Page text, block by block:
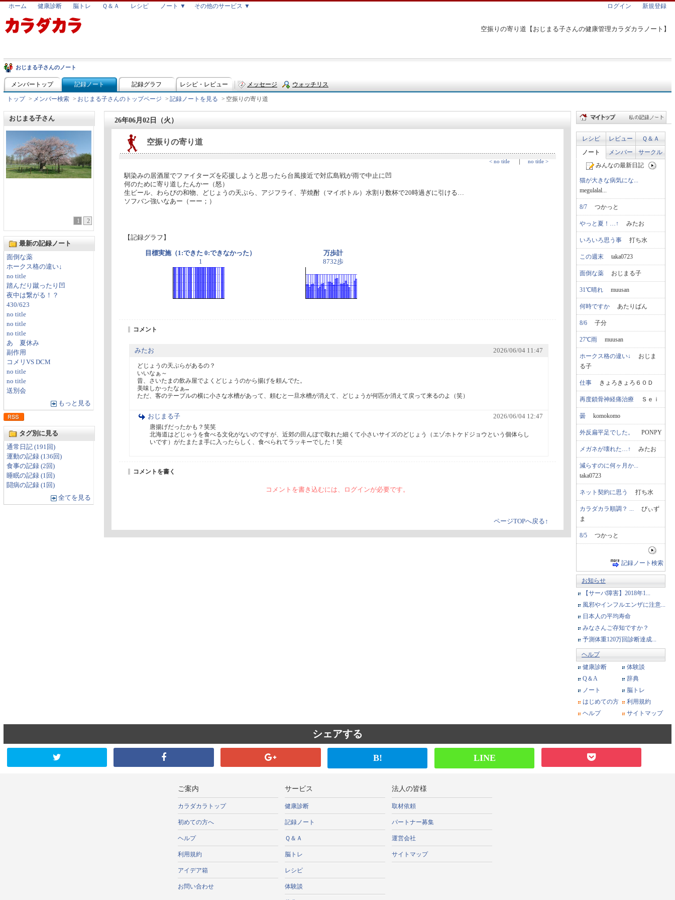
空振りの寄り道【おじまる子さんの健康管理カラダカラノート】
ホーム 健康診断 脳トレ Ｑ＆Ａ レシピ ノート ▼ その他のサービス ▼ ログイン 新規登録
おじまる子さんのノート
メンバートップ 記録ノート 記録グラフ レシピ・レビュー メッセージ ウォッチリス
トップ > メンバー検索 > おじまる子さんのトップページ > 記録ノートを見る > 空振りの寄り道
おじまる子さん
1 2
最新の記録ノート
面倒な薬
ホークス格の違い↓
no title
踏んだり蹴ったり凹
夜中は繋がる！？
430/623
no title
no title
no title
あゝ夏休み
副作用
コメリVS DCM
no title
no title
送別会
もっと見る
タグ別に見る
通常日記 (191回)
運動の記録 (136回)
食事の記録 (2回)
睡眠の記録 (1回)
闘病の記録 (1回)
全てを見る
26年06月02日（火）
空振りの寄り道
< no title ｜ no title >
馴染みの居酒屋でファイターズを応援しようと思ったら台風接近で対広島戦が雨で中止に凹
何のために寄り道したんかー（怒）
生ビール、わらびの和物、どじょうの天ぷら、アジフライ、芋焼酎（マイボトル）水割り数杯で20時過ぎに引ける…
ソフバン強いなあー（ーー；）
【記録グラフ】
目標実施（1:できた 0:できなかった）
1
万歩計
8732歩
コメント
みたお 2026/06/04 11:47
どじょうの天ぷらがあるの？
いいなぁ～
昔、さいたまの飲み屋でよくどじょうのから揚げを頼んでた。
美味しかったなぁ…
ただ、客のテーブルの横に小さな水槽があって、頼むと一旦水槽が消えて、どじょうが何匹か消えて戻って来るのよ（笑）
おじまる子
2026/06/04 12:47
唐揚げだったかも？笑笑
北海道はどじゃうを食べる文化がないのですが、近郊の田んぼで取れた細くて小さいサイズのどじょう（エゾホトケドジョウという個体らし
いです）がたまたま手に入ったらしく、食べられてラッキーでした！笑
コメントを書く
コメントを書き込むには、ログインが必要です。
ページTOPへ戻る↑
レシピ レビュー
Ｑ＆Ａ
ノート
メンバー
サークル
みんなの最新日記
猫が大きな病気にな...
megulalal...
8/7 つかっと
やっと夏！…↑ みたお
いろいろ思う事 打ち水
この週末 taka0723
面倒な薬 おじまる子
31℃晴れ muusan
何時ですか あたりばん
8/6 子分
27℃雨 muusan
ホークス格の違い↓ おじま
る子
仕事 きょろきょろ６０Ｄ
再度鎖骨神経痛治療 Ｓｅｉ
曇 komokomo
外反扁平足でした。 PONPY
メガネが壊れた…↑ みたお
減らすのに何ヶ月か...
taka0723
ネット契約に思う 打ち水
カラダカラ順調？ ... ぴぃず
ま
8/5 つかっと
記録ノート検索
お知らせ
【サーバ障害】2018年1...
風邪やインフルエンザに注意...
日本人の平均寿命
みなさんご存知ですか？
予測体重120万回診断達成...
ヘルプ
健康診断
体験談
Q＆A
辞典
ノート
脳トレ
はじめての方
利用規約
ヘルプ
サイトマップ
シェアする
B! LINE
ご案内
カラダカラトップ
初めての方へ
ヘルプ
利用規約
アイデア箱
お問い合わせ
サービス
健康診断
記録ノート
Ｑ＆Ａ
脳トレ
レシピ
体験談
法人の皆様
取材依頼
パートナー募集
運営会社
サイトマップ